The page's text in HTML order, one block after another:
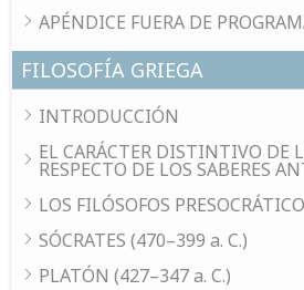
APÉNDICE FUERA DE
FILOSOFÍA GRIEGA
INTRODUCCIÓN
EL CARÁCTER DISTINTIVO DE
RESPECTO DE LOS SABERES
LOS FILÓSOFOS
SÓCRATES (470–399 a. C.)
PLATÓN (427–347 a. C.)